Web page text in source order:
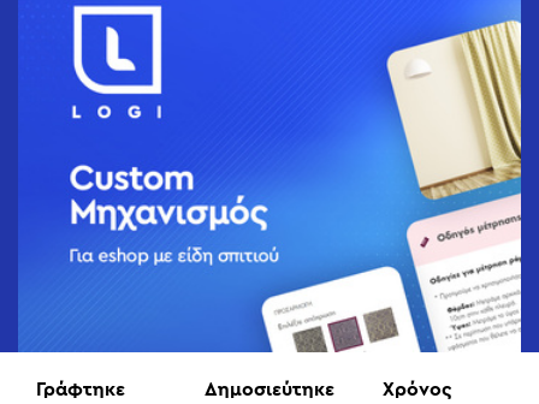
Γράφτηκε
Δημοσιεύτηκε
Χρόνος